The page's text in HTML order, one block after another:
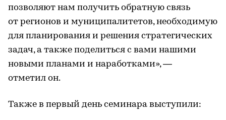
позволяют нам получить обратную связь
от регионов и муниципалитетов, необходимую
для планирования и решения стратегических
задач, а также поделиться с вами нашими
новыми планами и наработками», —
отметил он.
Также в первый день семинара выступили: